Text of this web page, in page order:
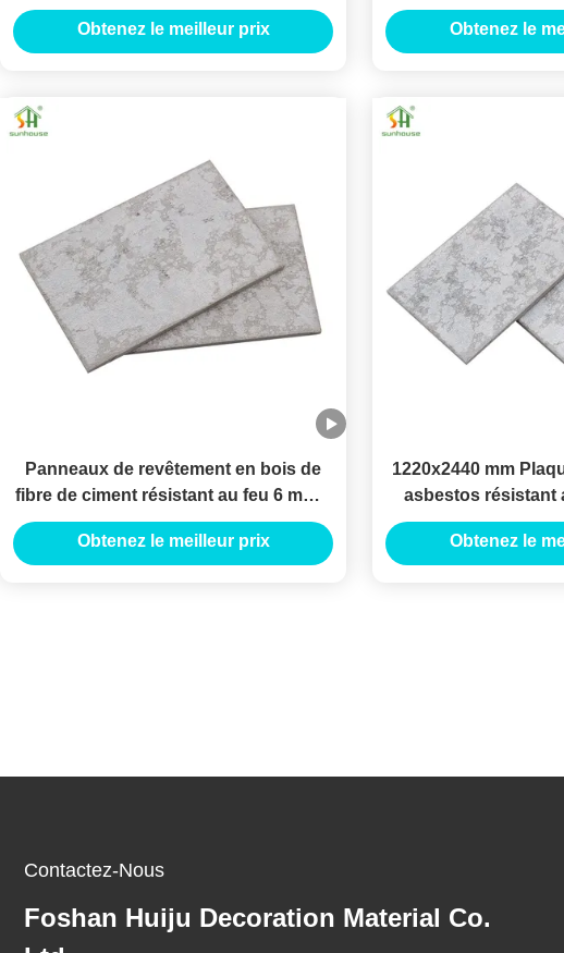
Obtenez le meilleur prix Obtenez le
Panneaux de revêtement en bois de
fibre de ciment résistant au feu 6 mm 8
mm 12 mm Pour la rénovation de murs
extérieurs
Obtenez le meilleur prix
1220x2440 mm
asbestos résistant
pour
Obtenez le
Contactez-Nous
Foshan Huiju Decoration Material Co.